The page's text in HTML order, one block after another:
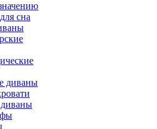
сна
диваны
диваны